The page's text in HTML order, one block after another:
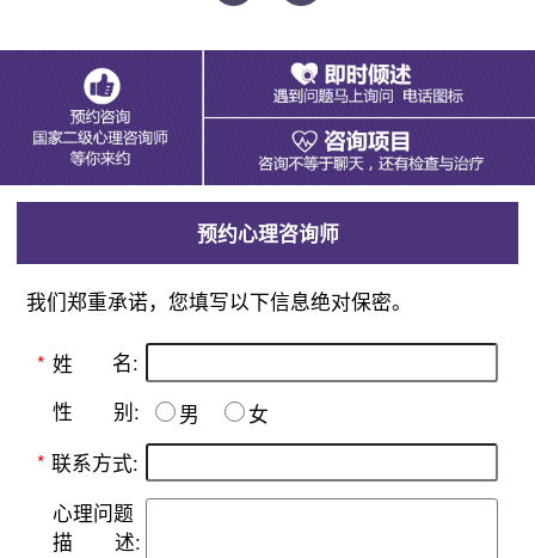
预约心理咨询师
我们郑重承诺，您填写以下信息绝对保密。
* 姓 名:
性 别: 男
女
* 联系方式:
心理问题
描
述: